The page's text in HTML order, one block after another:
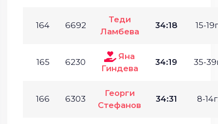
164 6692
Теди
Ламбева
34:18 15-
165 6230
Яна
Гиндева
34:19 35-
166 6303
Георги
Стефанов
34:31 8-